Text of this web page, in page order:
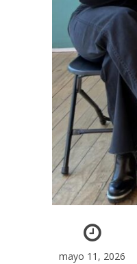
mayo 11, 2026